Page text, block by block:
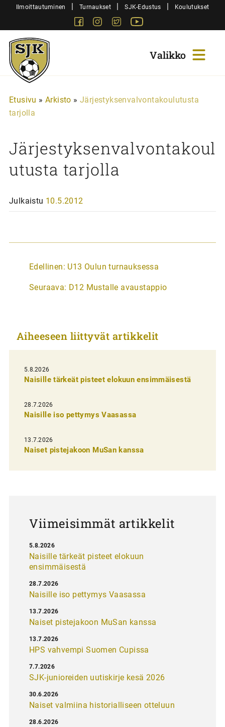
SiirryIlmoittautuminen | Turnaukset | SJK-Edustus | Koulutukset
FacebookInstagram
Twitter
Sjk-
Juniorit
Etusivu » Arkisto » Järjestyksenvalvontakoulutusta
tarjolla
Järjestyksenvalvontakoul
utusta tarjolla
Julkaistu 10.5.2012
A
t
k
e
l
i
e
n
e
Edellinen: U13 Oulun turnauksessa
Seuraava: D12 Mustalle avaustappio
Aiheeseen liittyvät artikkelit
5.8.2026
Naisille tärkeät pisteet elokuun ensimmäisestä
28.7.2026
Naisille iso pettymys Vaasassa
13.7.2026
Naiset pistejakoon MuSan kanssa
Viimeisimmät artikkelit
Naisille tärkeät pisteet elokuun
ensimmäisestä
5.8.2026
Naisille iso pettymys Vaasassa
28.7.2026
Naiset pistejakoon MuSan kanssa
13.7.2026
HPS vahvempi Suomen Cupissa
13.7.2026
SJK-junioreiden uutiskirje kesä 2026
7.7.2026
Naiset valmiina historialliseen otteluun
30.6.2026
28.6.2026